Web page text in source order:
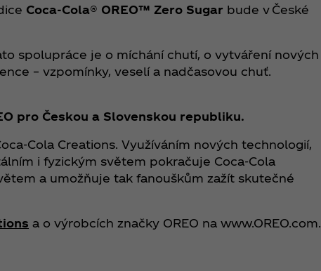
Coca‑Cola® OREO™ Zero Sugar bude v České
spolupráce je o míchání chutí, o vytváření nových
– vzpomínky, veselí a nadčasovou chuť.
pro Českou a Slovenskou republiku.
Creations. Využíváním nových technologií,
i fyzickým světem pokračuje Coca‑Cola
a umožňuje tak fanouškům zažít skutečné
a o výrobcích značky OREO na www.OREO.com.